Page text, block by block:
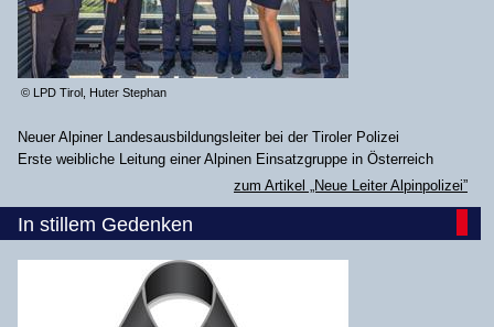
© LPD Tirol, Huter Stephan
Neuer Alpiner Landesausbildungsleiter bei der Tiroler Polizei
Erste weibliche Leitung einer Alpinen Einsatzgruppe in Österreich
zum Artikel „Neue Leiter Alpinpolizei”
In stillem Gedenken